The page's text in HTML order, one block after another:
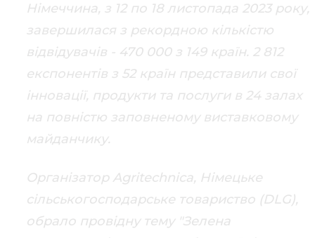
Німеччина, з 12 по 18 листопада 2023 року,
завершилася з рекордною кількістю
відвідувачів - 470 000 з 149 країн. 2 812
експонентів з 52 країн представили свої
інновації, продукти та послуги в 24 залах
на повністю заповненому виставковому
майданчику.
Організатор Agritechnica, Німецьке
сільськогосподарське товариство (DLG),
обрало провідну тему "Зелена